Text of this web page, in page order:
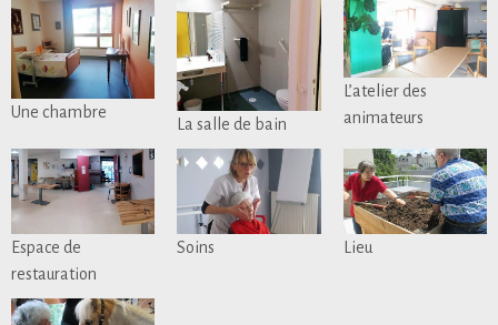
Une chambre
La salle de bain
L’atelier des
animateurs
Espace de
restauration
Soins Lieu